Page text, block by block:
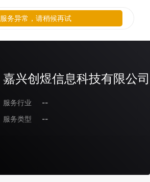
嘉兴创煜信息科技有限公司
服务行业
--
服务类型
--
服务异常，请稍候再试